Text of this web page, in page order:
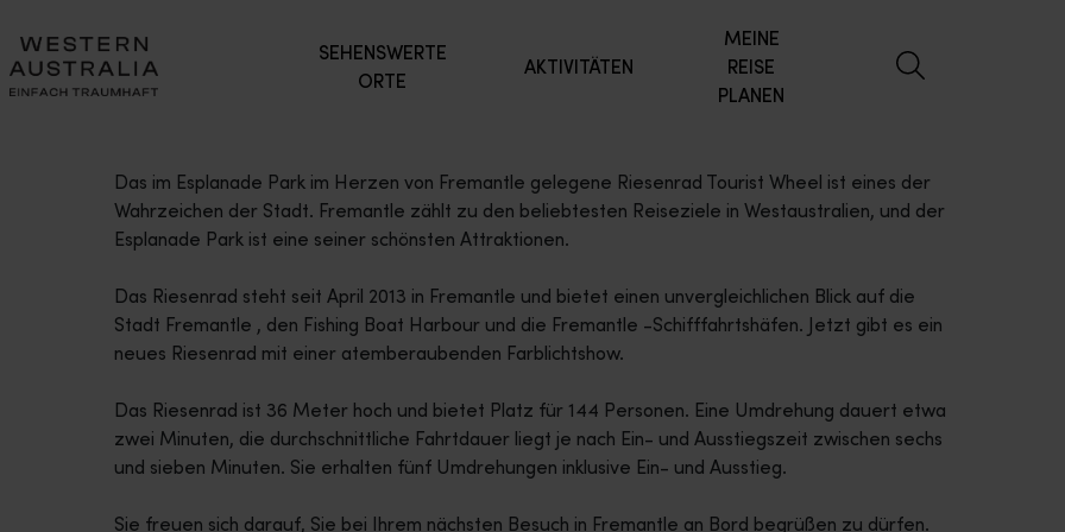
SEHENSWERTE
ORTE
AKTIVITÄTEN
MEINE
REISE
PLANEN
Das im Esplanade Park im Herzen von Fremantle gelegene Riesenrad Tourist Wheel ist eines der
Wahrzeichen der Stadt. Fremantle zählt zu den beliebtesten Reiseziele in Westaustralien, und der
Esplanade Park ist eine seiner schönsten Attraktionen.
Das Riesenrad steht seit April 2013 in Fremantle und bietet einen unvergleichlichen Blick auf die
Stadt Fremantle , den Fishing Boat Harbour und die Fremantle -Schifffahrtshäfen. Jetzt gibt es ein
neues Riesenrad mit einer atemberaubenden Farblichtshow.
Das Riesenrad ist 36 Meter hoch und bietet Platz für 144 Personen. Eine Umdrehung dauert etwa
zwei Minuten, die durchschnittliche Fahrtdauer liegt je nach Ein- und Ausstiegszeit zwischen sechs
und sieben Minuten. Sie erhalten fünf Umdrehungen inklusive Ein- und Ausstieg.
Sie freuen sich darauf, Sie bei Ihrem nächsten Besuch in Fremantle an Bord begrüßen zu dürfen.